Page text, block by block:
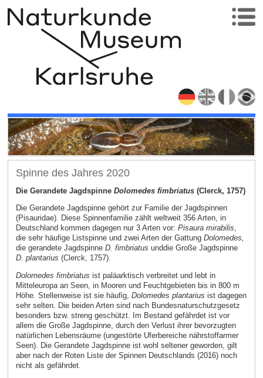
Spinne des Jahres 2020
Die Gerandete Jagdspinne Dolomedes fimbriatus(Clerck, 1757)
Die Gerandete Jagdspinne gehört zur Familie der Jagdspinnen
(Pisauridae). Diese Spinnenfamilie zählt weltweit 356 Arten, in
Deutschland kommen dagegen nur 3 Arten vor: Pisaura mirabilis,
die sehr häufige Listspinne und zwei Arten der Gattung Dolomedes,
die gerandete Jagdspinne D. fimbriatus unddie Große Jagdspinne
D. plantarius (Clerck, 1757).
Dolomedes fimbriatus ist paläarktisch verbreitet und lebt in
Mitteleuropa an Seen, in Mooren und Feuchtgebieten bis in 800 m
Höhe. Stellenweise ist sie häufig, Dolomedes plantarius ist dagegen
sehr selten. Die beiden Arten sind nach Bundesnaturschutzgesetz
besonders bzw. streng geschützt. Im Bestand gefährdet ist vor
allem die Große Jagdspinne, durch den Verlust ihrer bevorzugten
natürlichen Lebensräume (ungestörte Uferbereiche nährstoffarmer
Seen). Die Gerandete Jagdspinne ist wohl seltener geworden, gilt
aber nach der Roten Liste der Spinnen Deutschlands (2016) noch
nicht als gefährdet.